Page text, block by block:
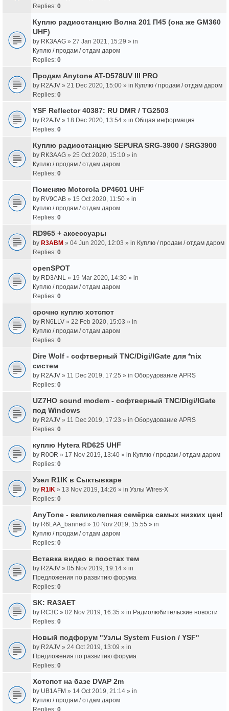
Replies: 0
Куплю радиостанцию Волна 201 П45 (она же GM360
UHF)
by RK3AAG » 27 Jan 2021, 15:29 » in
Куплю / продам / отдам даром
Replies: 0
Продам Anytone AT-D578UV III PRO
by R2AJV » 21 Dec 2020, 15:00 » in Куплю / продам / отдам даром
Replies: 0
YSF Reflector 40387: RU DMR / TG2503
by R2AJV » 18 Dec 2020, 13:54 » in Общая информация
Replies: 0
Куплю радиостанцию SEPURA SRG-3900 / SRG3900
by RK3AAG » 25 Oct 2020, 15:10 » in
Куплю / продам / отдам даром
Replies: 0
Поменяю Motorola DP4601 UHF
by RV9CAB » 15 Oct 2020, 11:50 » in
Куплю / продам / отдам даром
Replies: 0
RD965 + аксессуары
by R3ABM » 04 Jun 2020, 12:03 » in Куплю / продам / отдам даром
Replies: 0
openSPOT
by RD3ANL » 19 Mar 2020, 14:30 » in
Куплю / продам / отдам даром
Replies: 0
срочно куплю хотспот
by RN6LLV » 22 Feb 2020, 15:03 » in
Куплю / продам / отдам даром
Replies: 0
Dire Wolf - cофтверный TNC/Digi/IGate для *nix
систем
by R2AJV » 11 Dec 2019, 17:25 » in Оборудование APRS
Replies: 0
UZ7HO sound modem - cофтверный TNC/Digi/IGate
под Windows
by R2AJV » 11 Dec 2019, 17:23 » in Оборудование APRS
Replies: 0
куплю Hytera RD625 UHF
by R0OR » 17 Nov 2019, 13:40 » in Куплю / продам / отдам даром
Replies: 0
Узел R1IK в Сыктывкаре
by R1IK » 13 Nov 2019, 14:26 » in Узлы Wires-X
Replies: 0
AnyTone - великолепная семёрка самых низких цен!
by R6LAA_banned » 10 Nov 2019, 15:55 » in
Куплю / продам / отдам даром
Replies: 0
Вставка видео в поостах тем
by R2AJV » 05 Nov 2019, 19:14 » in
Предложения по развитию форума
Replies: 0
SK: RA3AET
by RC3C » 02 Nov 2019, 16:35 » in Радиолюбительские новости
Replies: 0
Новый подфорум "Узлы System Fusion / YSF"
by R2AJV » 24 Oct 2019, 13:09 » in
Предложения по развитию форума
Replies: 0
Хотспот на базе DVAP 2m
by UB1AFM » 14 Oct 2019, 21:14 » in
Куплю / продам / отдам даром
Replies: 0